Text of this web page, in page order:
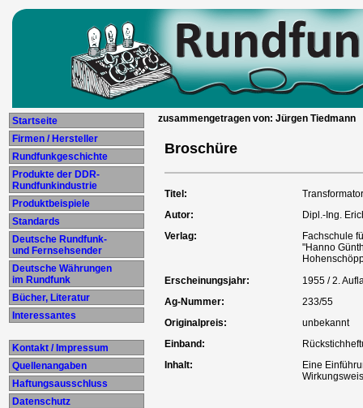
Startseite
Firmen / Hersteller
Rundfunkgeschichte
Produkte der DDR-
Rundfunkindustrie
Produktbeispiele
Standards
Deutsche Rundfunk-
und Fernsehsender
Deutsche Währungen
im Rundfunk
Bücher, Literatur
Interessantes
Kontakt / Impressum
Quellenangaben
Haftungsausschluss
Datenschutz
zusammengetragen von: Jürgen Tiedmann
Broschüre
Titel:
Autor:
Dipl.-Ing.
Verlag:
Fachschule
"Hanno
Erscheinungsjahr:
1955 / 2.
Ag-Nummer:
233/55
Originalpreis:
unbekannt
Einband:
Inhalt:
Eine